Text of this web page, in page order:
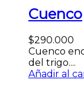
Cuenco
$290.000
Cuenco
del trigo....
Añadir al